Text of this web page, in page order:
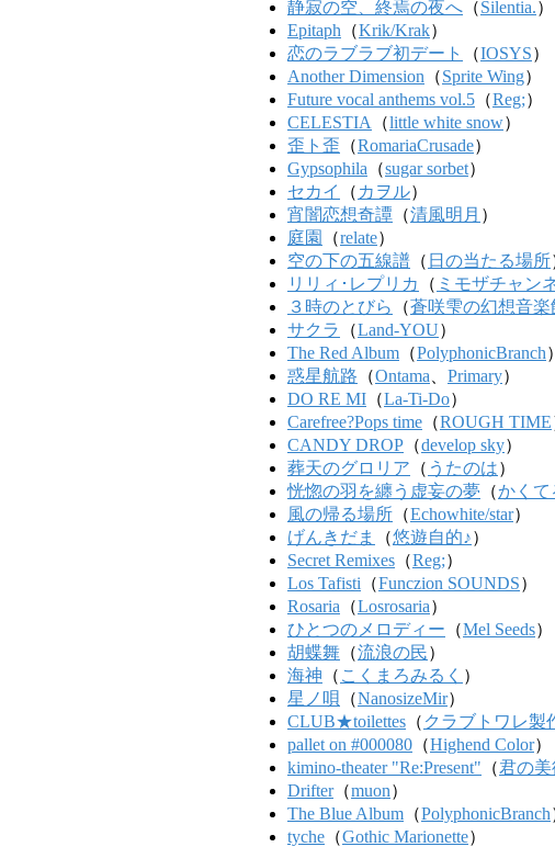
静寂の空、終焉の夜へ （Silentia.）
Epitaph （Krik/Krak）
恋のラブラブ初デート
（IOSYS）
Another Dimension （Sprite Wing）
Future vocal anthems vol.5 （Reg;）
CELESTIA
（little white snow）
歪ト歪 （RomariaCrusade）
Gypsophila （sugar sorbet）
セカイ
（ カヲル）
宵闇恋想奇譚 （清風明月 ）
庭園
（relate）
空の下の五線譜 （ 日の当たる場所
リリィ･レプリカ
（ ミモザチャン
３時のとびら
（蒼咲雫の幻想音楽
サクラ
（Land-YOU）
The Red Album （PolyphonicBranch）
惑星航路 （Ontama Primary）
DO RE MI （La-Ti-Do）
Carefree?Pops time （ROUGH TIME
CANDY DROP （develop sky）
葬天のグロリア （ うたのは）
恍惚の羽を纏う虚妄の夢 （かくて
風の帰る場所 （Echowhite/star）
げんきだま
（悠遊自的♪）
Secret Remixes （Reg;）
Los Tafisti （Funczion SOUNDS）
Rosaria （Losrosaria）
ひとつのメロディー （Mel Seeds）
胡蝶舞 （流浪の民）
海神 （ こくまろみるく ）
星ノ唄 （NanosizeMir）
CLUB★toilettes （ クラブトワレ製
pallet on #000080 （Highend Color）
kimino-theater "Re:Present" （君の
Drifter（muon）
The Blue Album （PolyphonicBranch
tyche （Gothic Marionette）